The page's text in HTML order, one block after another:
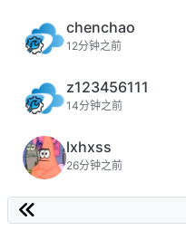
chenchao
12分钟之前
z123456111
14分钟之前
lxhxss
26分钟之前